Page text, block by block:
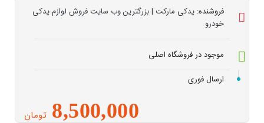
فروشنده: یدکی مارکت | بزرگترین وب سایت فروش لوازم یدکی
خودرو
موجود در فروشگاه اصلی
ارسال فوری
8,500,000 تومان